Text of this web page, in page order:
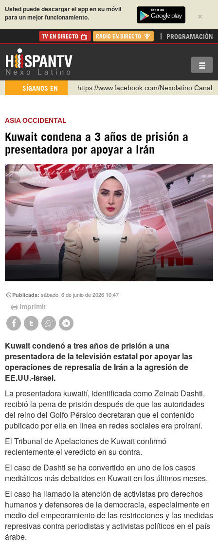
×
Usted puede descargar el app en su móvil
para un mejor funcionamiento.
TV EN DIRECTO RADIO EN DIRECTO PROGRAMACIÓN
SÍGANOS EN
https://www.facebook.com/Nexolatino.Canal
https://www.youtube.com/@nexo_latino
https://urmedium.com/c/hispantv
WhatsApp y Viber: +98 921 79 29 404
Instagram como: hispan_tv
ASIA OCCIDENTAL
Kuwait condena a 3 años de prisión a
presentadora por apoyar a Irán
Publicada:sábado, 6 de junio de 2026 10:47
Imprimir
Kuwait condenó a tres años de prisión a una
presentadora de la televisión estatal por apoyar las
operaciones de represalia de Irán a la agresión de
EE.UU.-Israel.
La presentadora kuwaití, identificada como Zeinab Dashti,
recibió la pena de prisión después de que las autoridades
del reino del Golfo Pérsico decretaran que el contenido
publicado por ella en línea en redes sociales era proiraní.
El Tribunal de Apelaciones de Kuwait confirmó
recientemente el veredicto en su contra.
El caso de Dashti se ha convertido en uno de los casos
mediáticos más debatidos en Kuwait en los últimos meses.
El caso ha llamado la atención de activistas pro derechos
humanos y defensores de la democracia, especialmente en
medio del empeoramiento de las restricciones y las medidas
represivas contra periodistas y activistas políticos en el país
árabe.